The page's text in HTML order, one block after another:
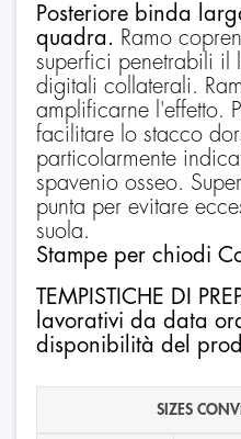
Posteriore binda
quadra. Ramo
superfici penetrabili il
digitali collaterali.
amplificarne l'effetto.
facilitare lo stacco
particolarmente
spavenio osseo.
punta per evitare
suola.
Stampe per chiodi
TEMPISTICHE DI
lavorativi da data
disponibilità del
SIZES